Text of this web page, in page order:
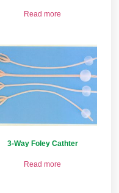
Read more
3-Way Foley Cathter
Read more